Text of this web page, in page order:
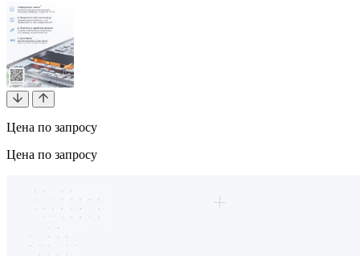
Цена по запросу
Цена по запросу